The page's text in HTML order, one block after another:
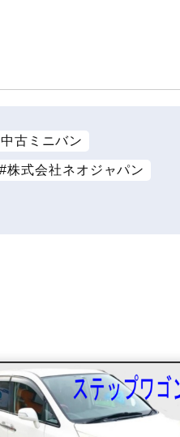
中古ミニバン
株式会社ネオジャパン